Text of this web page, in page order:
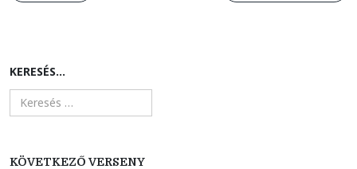
KERESÉS...
KÖVETKEZŐ VERSENY